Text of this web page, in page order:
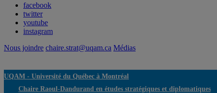
facebook
twitter
youtube
instagram
Nous joindre chaire.strat@uqam.ca Médias
UQAM - Université du Québec à Montréal
Chaire Raoul-Dandurand en études stratégiques et diplomatiques